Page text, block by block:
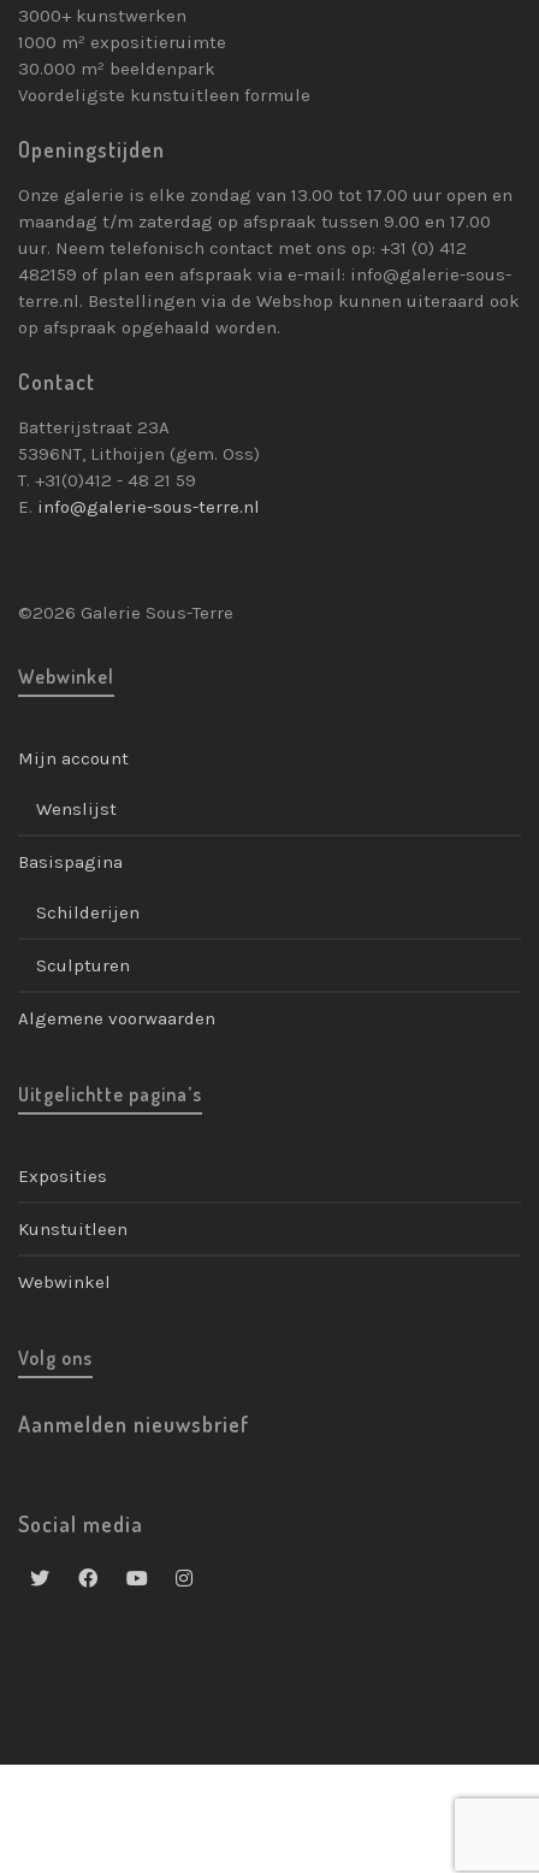
3000+ kunstwerken
1000 m² expositieruimte
30.000 m² beeldenpark
Voordeligste kunstuitleen formule
Openingstijden
Onze galerie is elke zondag van 13.00 tot 17.00 uur open en
maandag t/m zaterdag op afspraak tussen 9.00 en 17.00
uur. Neem telefonisch contact met ons op: +31 (0) 412
482159 of plan een afspraak via e-mail: info@galerie-sous-
terre.nl. Bestellingen via de Webshop kunnen uiteraard ook
op afspraak opgehaald worden.
Contact
Batterijstraat 23A
5396NT, Lithoijen (gem. Oss)
T. +31(0)412 - 48 21 59
E. info@galerie-sous-terre.nl
©2026 Galerie Sous-Terre
Webwinkel
Mijn account
Wenslijst
Basispagina
Schilderijen
Sculpturen
Algemene voorwaarden
Uitgelichtte pagina’s
Exposities
Kunstuitleen
Webwinkel
Volg ons
Aanmelden nieuwsbrief
Social media